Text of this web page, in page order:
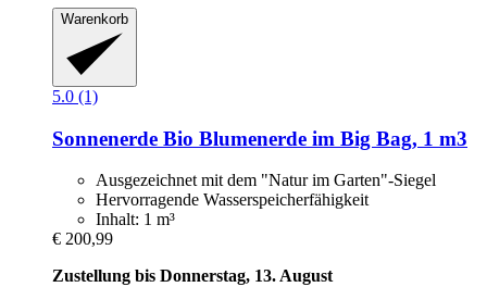
Warenkorb
5.0 (1)
Sonnenerde Bio Blumenerde im Big Bag, 1 m3
Ausgezeichnet mit dem "Natur im Garten"-Siegel
Hervorragende Wasserspeicherfähigkeit
Inhalt: 1 m³
€ 200,99
Zustellung bis Donnerstag, 13. August